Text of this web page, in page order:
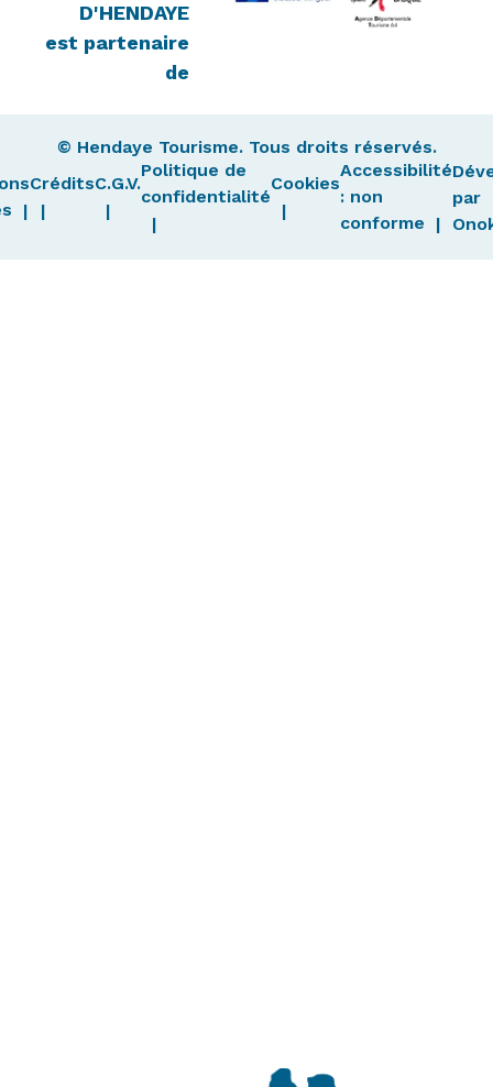
D'HENDAYE
est partenaire
de
© Hendaye Tourisme. Tous droits réservés.
CréditsC.G.V.
Politique de
confidentialité
Cookies
Accessibilité
: non
conforme
par